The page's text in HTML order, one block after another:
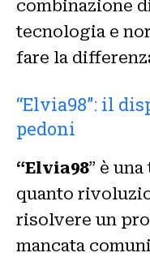
combinazione
tecnologia e
fare la
“Elvia98”: il
pedoni
“Elvia98” è
quanto
risolvere un
mancata